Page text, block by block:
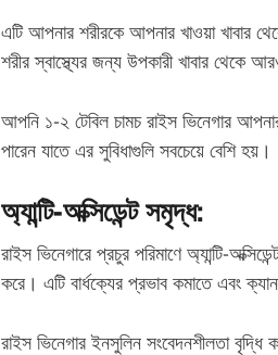
এটি আপনার শরীরকে আপনার খাওয়া খাবার
শরীর স্বাস্থ্যের জন্য উপকারী খাবার থেকে
আপনি ১-২ টেবিল চামচ রাইস ভিনেগার
পারেন যাতে এর সুবিধাগুলি সবচেয়ে বেশি হয়।
অ্যান্টি-অক্সিডেন্ট সমৃদ্ধ:
রাইস ভিনেগারে প্রচুর পরিমাণে অ্যান্টি-
করে। এটি বার্ধক্যের প্রভাব কমাতে এবং
রাইস ভিনেগার ইনসুলিন সংবেদনশীলতা বৃদ্ধি